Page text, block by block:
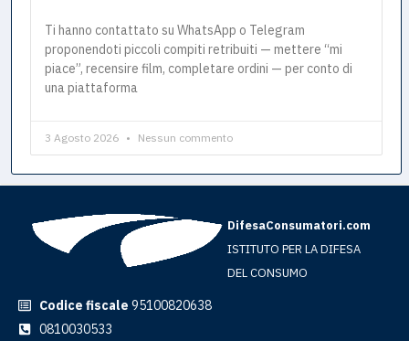
Ti hanno contattato su WhatsApp o Telegram
proponendoti piccoli compiti retribuiti — mettere “mi
piace”, recensire film, completare ordini — per conto di
una piattaforma
3 Agosto 2026 Nessun commento
DifesaConsumatori.com
ISTITUTO PER LA DIFESA
DEL CONSUMO
Codice fiscale 95100820638
0810030533